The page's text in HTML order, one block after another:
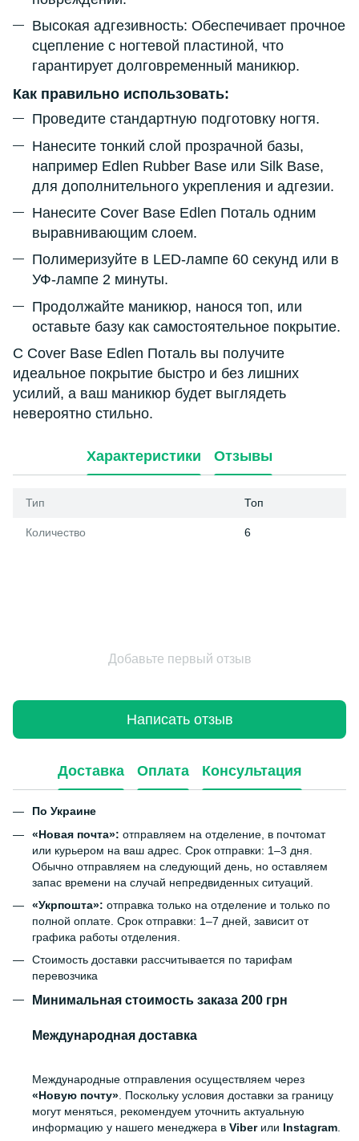
Высокая адгезивность: Обеспечивает прочное
сцепление с ногтевой пластиной, что
гарантирует долговременный маникюр.
Как правильно использовать:
Проведите стандартную подготовку ногтя.
Нанесите тонкий слой прозрачной базы,
например Edlen Rubber Base или Silk Base,
для дополнительного укрепления и адгезии.
Нанесите Cover Base Edlen Поталь одним
выравнивающим слоем.
Полимеризуйте в LED-лампе 60 секунд или в
УФ-лампе 2 минуты.
Продолжайте маникюр, нанося топ, или
оставьте базу как самостоятельное покрытие.
С Cover Base Edlen Поталь вы получите
идеальное покрытие быстро и без лишних
усилий, а ваш маникюр будет выглядеть
невероятно стильно.
Характеристики Отзывы
Тип Топ
Количество 6
Добавьте первый отзыв
Написать отзыв
Доставка Оплата Консультация
По Украине
«Новая почта»: отправляем на отделение, в почтомат
или курьером на ваш адрес. Срок отправки: 1–3 дня.
Обычно отправляем на следующий день, но оставляем
запас времени на случай непредвиденных ситуаций.
«Укрпошта»: отправка только на отделение и только по
полной оплате. Срок отправки: 1–7 дней, зависит от
графика работы отделения.
Стоимость доставки рассчитывается по тарифам
перевозчика
Минимальная стоимость заказа 200 грн
Международная доставка
Международные отправления осуществляем через
«Новую почту» . Поскольку условия доставки за границу
могут меняться, рекомендуем уточнить актуальную
информацию у нашего менеджера в Viberили Instagram